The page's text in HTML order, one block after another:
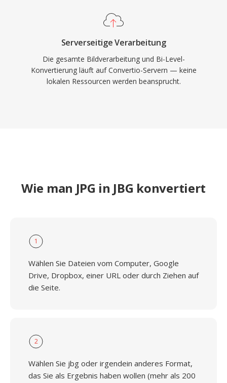
Serverseitige Verarbeitung
Die gesamte Bildverarbeitung und Bi-Level-
Konvertierung läuft auf Convertio-Servern — keine
lokalen Ressourcen werden beansprucht.
Wie man JPG in JBG konvertiert
1
Wählen Sie Dateien vom Computer, Google
Drive, Dropbox, einer URL oder durch Ziehen auf
die Seite.
2
Wählen Sie jbg oder irgendein anderes Format,
das Sie als Ergebnis haben wollen (mehr als 200